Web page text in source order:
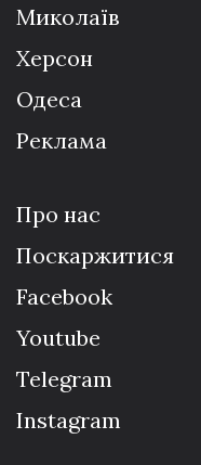
Миколаїв
Херсон
Одеса
Реклама
Про нас
Поскаржитися
Facebook
Youtube
Telegram
Instagram